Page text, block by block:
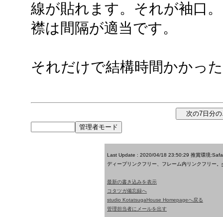
線が貼れます。それが袖口。
襟は間隔が適当です。
それだけで結構時間かかっ
Last Update : 2020/04/18 23:50:29 推賞環境
ディープリンクフリー、フレーム内リンクフリー。
最新の書き込みを表示
コタツガ備忘録へ
studio KotatsugaHouse Homepageへ戻る
管理担当者にメールを出す